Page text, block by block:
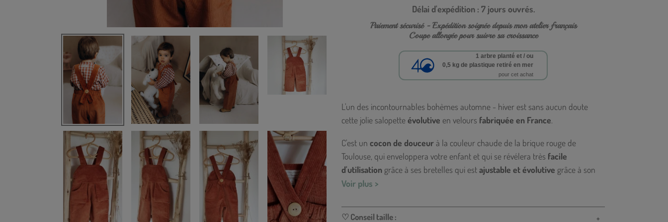
Délai d'expédition : 7 jours ouvrés.
Paiement sécurisé - Expédition soignée depuis mon atelier français
Coupe allongée pour suivre sa croissance
1 arbre planté et / ou
0,5 kg de plastique retiré en mer
pour cet achat
d'un
produit
votre
panier
L'un des incontournables bohèmes automne - hiver est sans aucun doute
cette jolie salopetteévolutive en velours fabriquée en France.
C'est un cocon de douceurà la couleur chaude de la brique rouge de
Toulouse, qui enveloppera votre enfant et qui se révélera très facile
d'utilisation grâce à ses bretelles qui estajustable et évolutive grâce à son
joli grosbouton en bois
Cette jolie salopette
sur les
Voir plus >
♡ Conseil taille :